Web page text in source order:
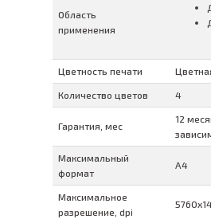
Область
применения
Цветность печати
Количество цветов 4
Гарантия, мес
12
Максимальный
формат
A4
Максимальное
разрешение, dpi